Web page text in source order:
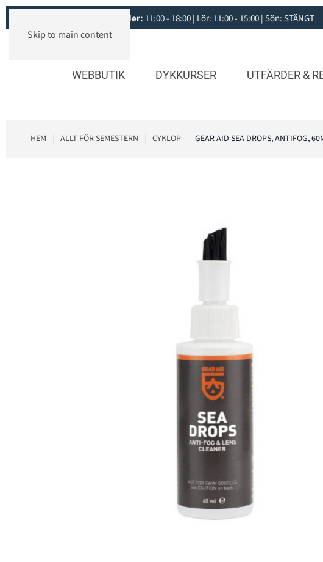
Skip to main content
Öppettider: 11:00 - 18:00 | Lör: 11:00 - 15:00 | Sön: STÄNGT
WEBBUTIK DYKKURSER UTFÄRDER &
HEM ALLT FÖR SEMESTERN CYKLOP GEAR AID SEA DROPS, ANTIFOG,